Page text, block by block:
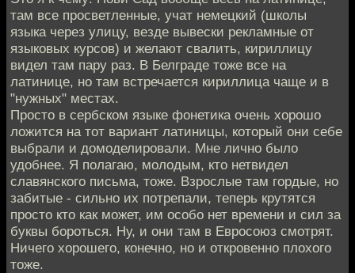
там все просветленные, учат немецкий (школы
языка через улицу, везде вывески рекламные от
языковых курсов) и желают свалить, кириллицу
видел там пару раз. В Белграде тоже все на
латинице, но там встречается кириллица чаще и в
"нужных" местах.
Просто в сербском языке фонетика очень хорошо
ложится на тот вариант латиницы, который они себе
выбрали и домоделировали. Мне лично было
удобнее. Я полагаю, молодым, кто нетвидел
славянского письма, тоже. Взрослые там гордые, но
забитые - сильно их потрепали, теперь крутятся
просто кто как может, им особо нет времени и сил за
буквы бороться. Ну, и они там в Евросоюз смотрят.
Ничего хорошего, конечно, но и откровенно плохого
тоже.